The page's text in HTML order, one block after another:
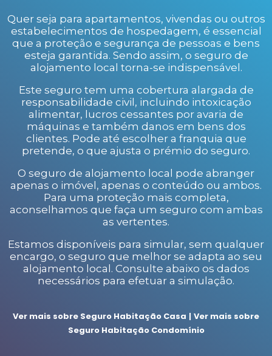
Quer seja para apartamentos, vivendas ou outros
estabelecimentos de hospedagem, é essencial
que a proteção e segurança de pessoas e bens
esteja garantida. Sendo assim, o seguro de
alojamento local torna-se indispensável.
Este seguro tem uma cobertura alargada de
responsabilidade civil, incluindo intoxicação
alimentar, lucros cessantes por avaria de
máquinas e também danos em bens dos
clientes. Pode até escolher a franquia que
pretende, o que ajusta o prémio do seguro.
O seguro de alojamento local pode abranger
apenas o imóvel, apenas o conteúdo ou ambos.
Para uma proteção mais completa,
aconselhamos que faça um seguro com ambas
as vertentes.
Estamos disponíveis para simular, sem qualquer
encargo, o seguro que melhor se adapta ao seu
alojamento local. Consulte abaixo os dados
necessários para efetuar a simulação.
Ver mais sobre Seguro Habitação Casa | Ver mais sobre
Seguro Habitação Condomínio